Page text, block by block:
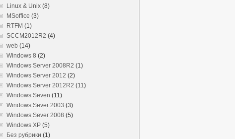
Linux & Unix (8)
MSoffice (3)
RTFM (1)
SCCM2012R2 (4)
web (14)
Windows 8 (2)
Windows Server 2008R2 (1)
Windows Server 2012 (2)
Windows Server 2012R2 (11)
Windows Seven (11)
Windows Sever 2003 (3)
Windows Sever 2008 (5)
Windows XP (5)
Без рубрики (1)